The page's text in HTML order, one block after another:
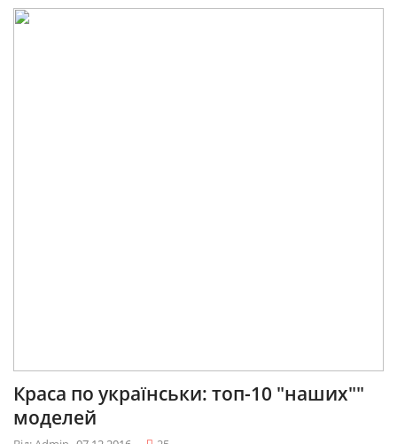
Краса по українськи: топ-10 "наших""
моделей